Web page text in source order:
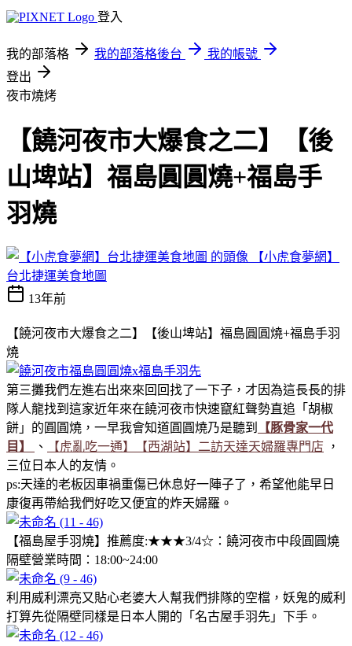
登入
我的部落格 我的部落格後台
我的帳號
登出
夜市燒烤
【饒河夜市大爆食之二】【後
山埤站】福島圓圓燒+福島手
羽燒
【小虎食夢網】
台北捷運美食地圖
13年前
【饒河夜市大爆食之二】【後山埤站】福島圓圓燒+福島手羽
燒
第三攤我們左進右出來來回回找了一下子，才因為這長長的排
隊人龍找到這家近年來在饒河夜市快速竄紅聲勢直追「胡椒
餅」的圓圓燒，一早我會知道圓圓燒乃是聽到
【豚骨家一代
目】
、 【虎亂吃一通】【西湖站】二訪天達天婦羅專門店 ，
三位日本人的友情。
ps:天達的老板因車禍重傷已休息好一陣子了，希望他能早日
康復再帶給我們好吃又便宜的炸天婦羅。
【福島屋手羽燒】推薦度:★★★3/4☆：饒河夜市中段圓圓燒
隔壁營業時間：18:00~24:00
利用威利漂亮又貼心老婆大人幫我們排隊的空檔，妖鬼的威利
打算先從隔壁同樣是日本人開的「名古屋手羽先」下手。